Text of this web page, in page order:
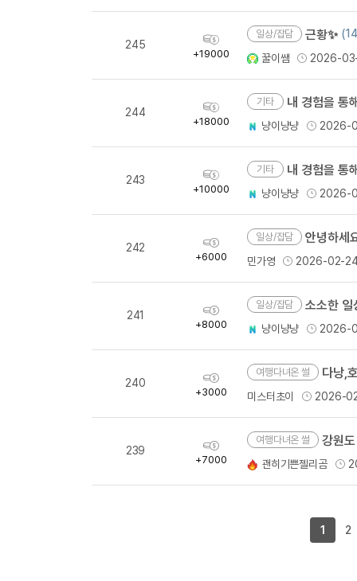
245
획
득
+19000
일상/잡담 근황✨
꿀이쌤
2026-
244
획
득
+18000
기타 내 경험을 통
냥이냥냥 2026-
243
획
득
+10000
기타 내 경험을 통
냥이냥냥 2026-
242
획
득
+6000
일상/잡담 안녕하세
민가영 2026-02-
241
획
득
+8000
일상/잡담 소소한
냥이냥냥 2026-
240
획
득
+3000
여행다녀온 썰 다낭,
미스터초이 2026-
239
획
득
+7000
여행다녀온 썰 강원
괜히기쁜젤리곰
1 2